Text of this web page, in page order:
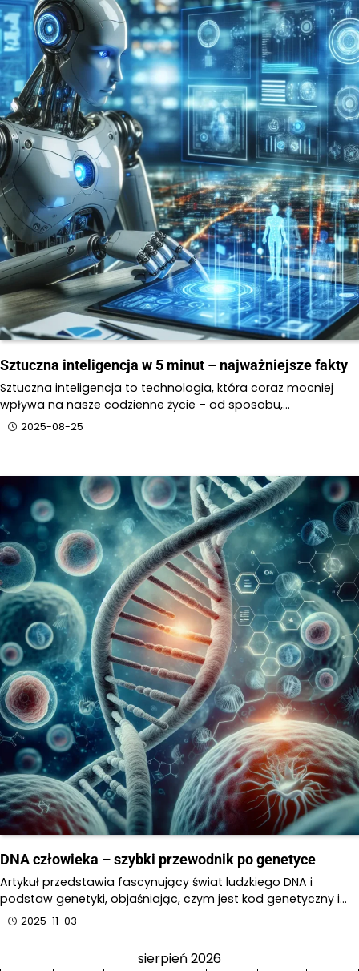
Sztuczna inteligencja w 5 minut – najważniejsze fakty
Sztuczna inteligencja to technologia, która coraz mocniej
wpływa na nasze codzienne życie – od sposobu,…
2025-08-25
DNA człowieka – szybki przewodnik po genetyce
Artykuł przedstawia fascynujący świat ludzkiego DNA i
podstaw genetyki, objaśniając, czym jest kod genetyczny i…
2025-11-03
sierpień 2026